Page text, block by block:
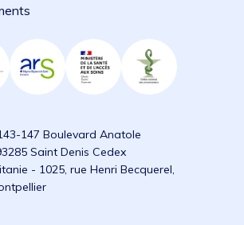
147 Boulevard Anatole
Saint Denis Cedex
- 1025, rue Henri Becquerel,